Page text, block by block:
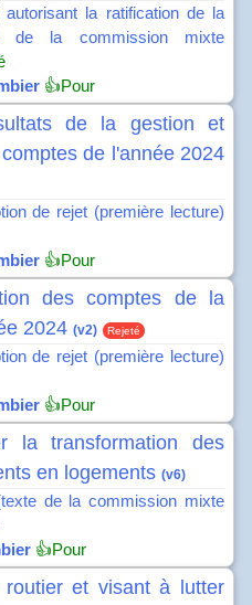
la ratification de la
de la commission mixte
👍Pour
de la gestion et
de l'année 2024
de rejet (première lecture)
👍Pour
des comptes de la
2024 (v2) Rejeté
de rejet (première lecture)
👍Pour
la transformation des
en logements (v6)
de la commission mixte
👍Pour
et visant à lutter